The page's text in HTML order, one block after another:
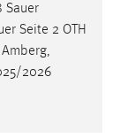
Sauer
Seite 2 OTH
2026